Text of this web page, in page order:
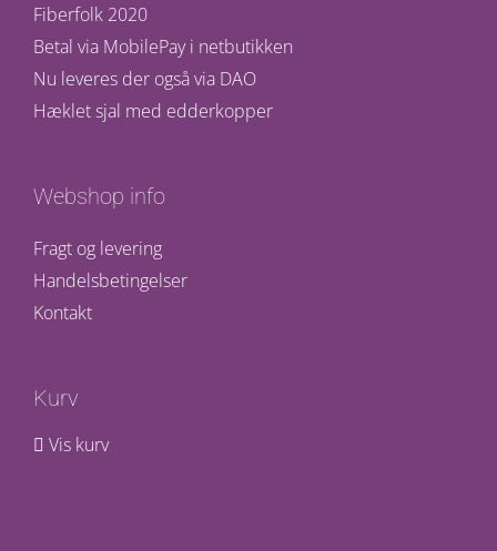
Fiberfolk 2020
Betal via MobilePay i netbutikken
Nu leveres der også via DAO
Hæklet sjal med edderkopper
Webshop info
Fragt og levering
Handelsbetingelser
Kontakt
Kurv
Vis kurv